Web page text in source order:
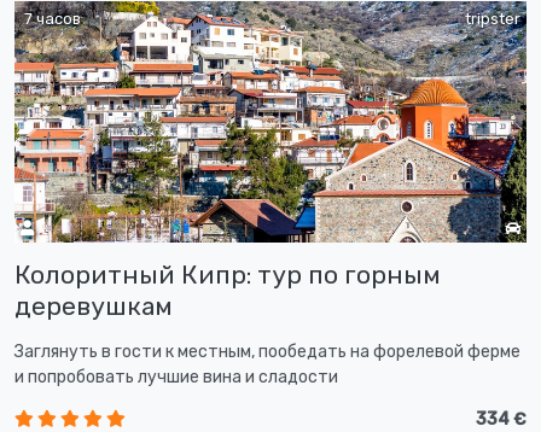
tripster
7 часов
Колоритный Кипр: тур по горным
деревушкам
Заглянуть в гости к местным, пообедать на форелевой ферме
и попробовать лучшие вина и сладости
334 €